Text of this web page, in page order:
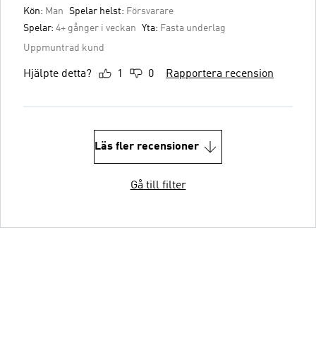
Kön: Man Spelar helst: Försvarare
Spelar: 4+ gånger i veckan Yta: Fasta underlag
Uppmuntrad kund
Hjälpte detta? 1 0 Rapportera recension
Läs fler recensioner
Gå till filter